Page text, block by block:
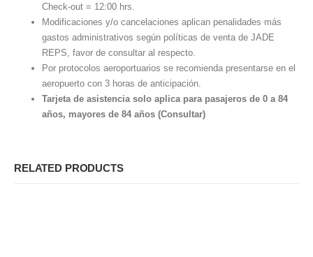
Check-out = 12:00 hrs.
Modificaciones y/o cancelaciones aplican penalidades más
gastos administrativos según políticas de venta de JADE
REPS, favor de consultar al respecto.
Por protocolos aeroportuarios se recomienda presentarse en el
aeropuerto con 3 horas de anticipación.
Tarjeta de asistencia solo aplica para pasajeros de 0 a 84
años, mayores de 84 años (Consultar)
RELATED PRODUCTS